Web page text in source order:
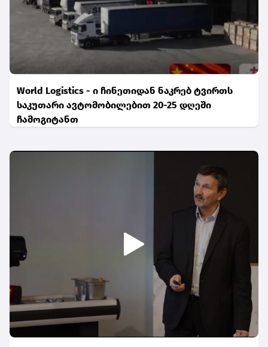
World Logistics - ი ჩინეთიდან ნაკრებ ტვირთს
საკუთარი ავტომობილებით 20-25 დღეში
ჩამოგიტანთ